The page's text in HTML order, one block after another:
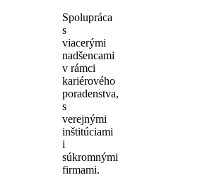
Spolupráca
s
viacerými
nadšencami
v rámci
kariérového
poradenstva,
s
verejnými
inštitúciami
i
súkromnými
firmami.